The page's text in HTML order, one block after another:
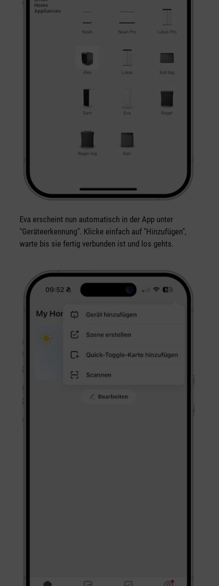
Eva erscheint nun automatisch in der App unter
"Geräteerkennung". Klicke einfach auf "Hinzufügen",
warte bis sie fertig verbunden ist und los gehts.